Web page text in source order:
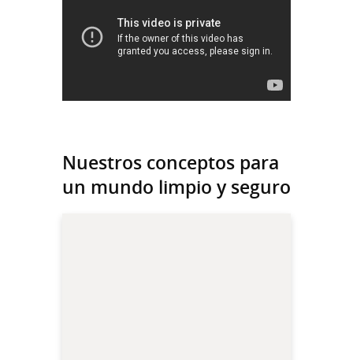
Nuestros conceptos para
un mundo limpio y seguro